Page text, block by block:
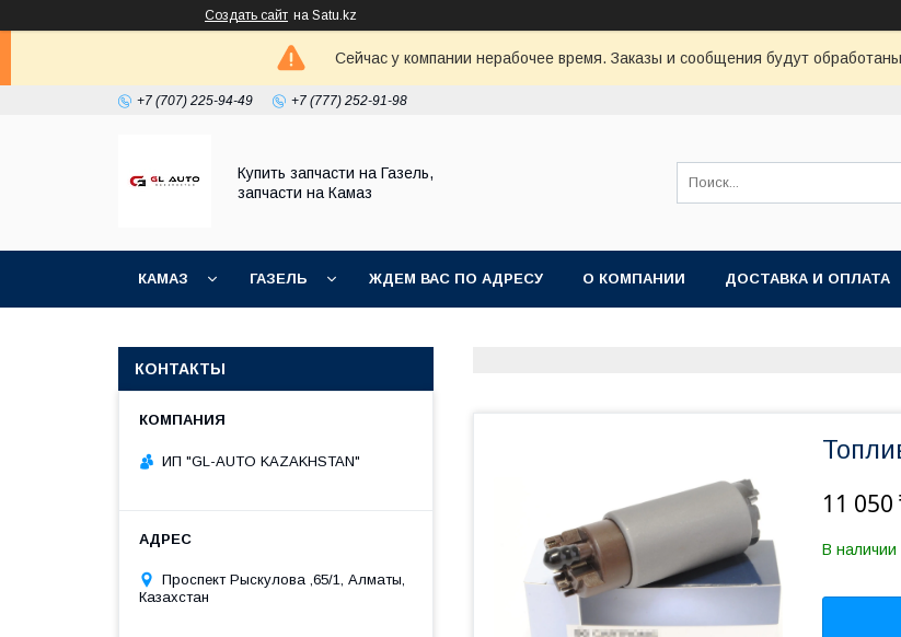
Создать сайт на Satu.kz
Сейчас у компании нерабочее время. Заказы и сообщения будут
+7 (707) 225-94-49 +7 (777) 252-91-98
Купить запчасти на Газель,
запчасти на Камаз
КАМАЗ ГАЗЕЛЬ ЖДЕМ ВАС ПО АДРЕСУ О КОМПАНИИ ДОСТАВКА И ОПЛАТА
11 050
В наличии
КОНТАКТЫ
ИП "GL-AUTO KAZAKHSTAN"
Проспект Рыскулова ,65/1, Алматы,
Казахстан